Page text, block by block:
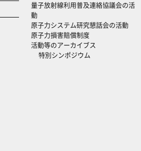
量子放射線利用普及連絡協議会の活
動
原子力システム研究懇話会の活動
原子力損害賠償制度
活動等のアーカイブス
特別シンポジウム